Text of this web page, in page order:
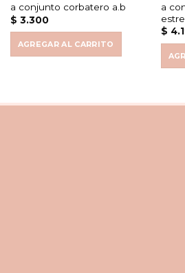
a conjunto corbatero a.b
$ 3.300
AGREGAR AL CARRITO
a
$